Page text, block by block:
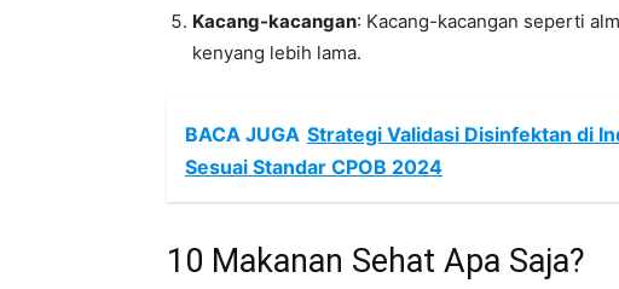
Kacang-kacangan: Kacang-kacangan seperti
kenyang lebih lama.
BACA JUGA Strategi Validasi Disinfektan di
Sesuai Standar CPOB 2024
10 Makanan Sehat Apa Saja?